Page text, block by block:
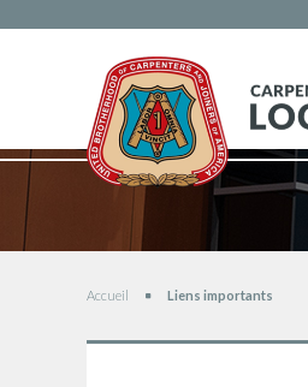
Accueil Liens importants